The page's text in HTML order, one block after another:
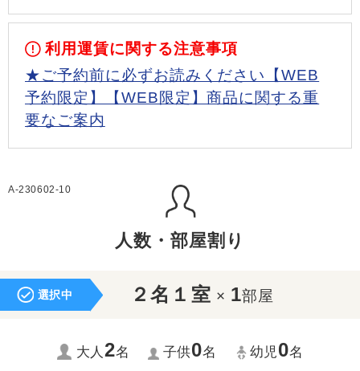
利用運賃に関する注意事項
★ご予約前に必ずお読みください【WEB
予約限定】【WEB限定】商品に関する重
要なご案内
A-230602-10
人数・部屋割り
選択中 ２名１室 × 1部屋
大人2名 子供0名 幼児0名